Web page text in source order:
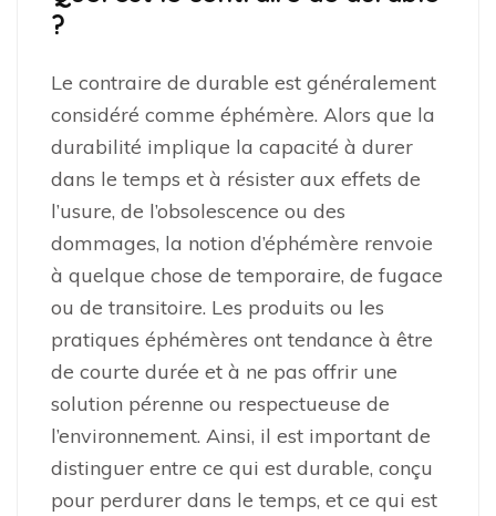
?
Le contraire de durable est généralement
considéré comme éphémère. Alors que la
durabilité implique la capacité à durer
dans le temps et à résister aux effets de
l’usure, de l’obsolescence ou des
dommages, la notion d’éphémère renvoie
à quelque chose de temporaire, de fugace
ou de transitoire. Les produits ou les
pratiques éphémères ont tendance à être
de courte durée et à ne pas offrir une
solution pérenne ou respectueuse de
l’environnement. Ainsi, il est important de
distinguer entre ce qui est durable, conçu
pour perdurer dans le temps, et ce qui est